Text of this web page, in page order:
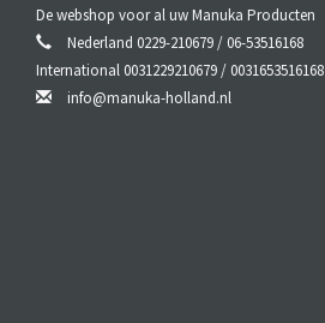
De webshop voor al uw Manuka Producten
Nederland 0229-210679 / 06-53516168
International 0031229210679 / 0031653516168
info@manuka-holland.nl